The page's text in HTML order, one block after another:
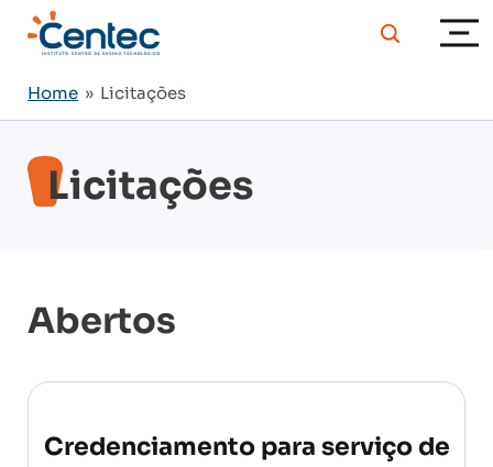
Home » Licitações
Licitações
Abertos
Credenciamento para serviço de